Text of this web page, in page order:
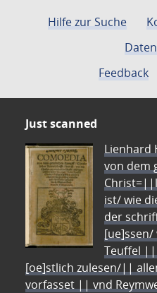
Hilfe zur Suche
Feedback
Just scanned
Lienhard
von dem
ist/ wie
der
Teuffel ||
[oe]stlich zulesen/||
vorfasset || vnd